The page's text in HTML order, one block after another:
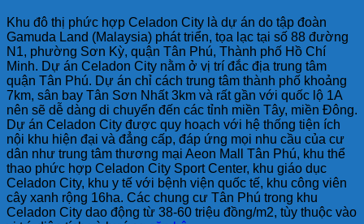
Khu đô thị phức hợp Celadon City là dự án do tập đoàn
Gamuda Land (Malaysia) phát triển, tọa lạc tại số 88 đường
N1, phường Sơn Kỳ, quận Tân Phú, Thành phố Hồ Chí
Minh. Dự án Celadon City nằm ở vị trí đắc địa trung tâm
quận Tân Phú. Dự án chỉ cách trung tâm thành phố khoảng
7km, sân bay Tân Sơn Nhất 3km và rất gần với quốc lộ 1A
nên sẽ dễ dàng di chuyển đến các tỉnh miền Tây, miền Đông.
Dự án Celadon City được quy hoạch với hệ thống tiện ích
nội khu hiện đại và đẳng cấp, đáp ứng mọi nhu cầu của cư
dân như trung tâm thương mại Aeon Mall Tân Phú, khu thể
thao phức hợp Celadon City Sport Center, khu giáo dục
Celadon City, khu y tế với bệnh viện quốc tế, khu công viên
cây xanh rộng 16ha. Các chung cư Tân Phú trong khu
Celadon City dao động từ 38-60 triệu đồng/m2, tùy thuộc vào